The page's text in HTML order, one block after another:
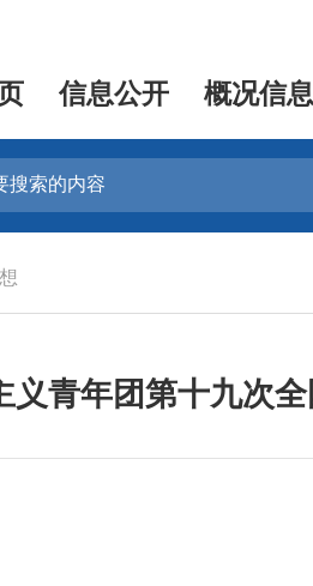
信息公开 概况信息
青年团第十九次